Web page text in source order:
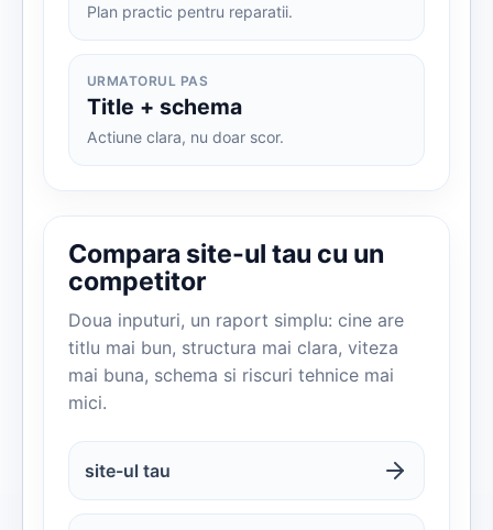
Plan practic pentru reparatii.
URMATORUL PAS
Title + schema
Actiune clara, nu doar scor.
Compara site-ul tau cu un
competitor
Doua inputuri, un raport simplu: cine are
titlu mai bun, structura mai clara, viteza
mai buna, schema si riscuri tehnice mai
mici.
site-ul tau